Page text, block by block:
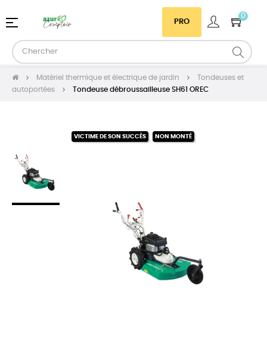
PRO
0
Basculer
navigation
☰
Matériel thermique et électrique de jardin
Tondeuses et
autoportées
Tondeuse débroussailleuse SH61 OREC
VICTIME DE SON SUCCÈS NON MONTÉ